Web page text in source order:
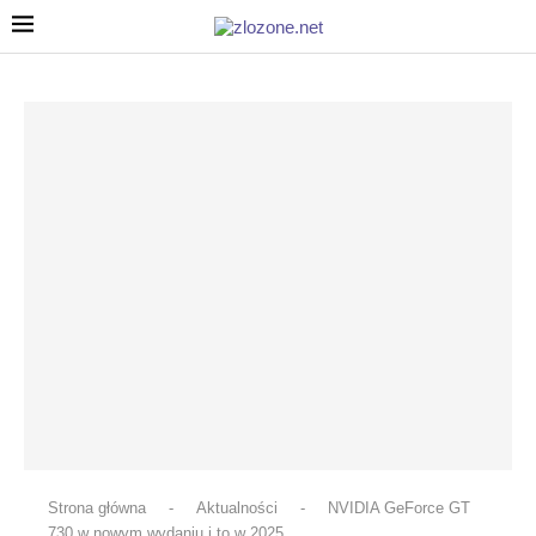
Strona główna - Aktualności -
NVIDIA GeForce GT